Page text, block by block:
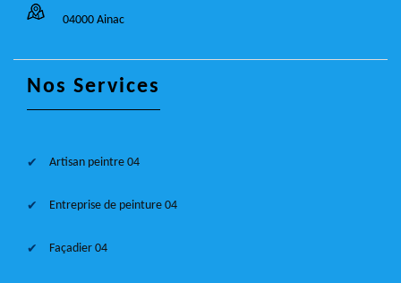
04000 Ainac
Nos Services
Artisan peintre 04
Entreprise de peinture 04
Façadier 04